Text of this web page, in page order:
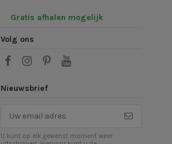
Gratis afhalen mogelijk
Volg ons
Nieuwsbrief
U kunt op elk gewenst moment weer